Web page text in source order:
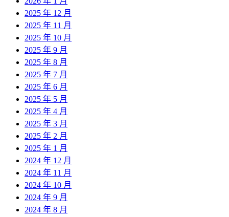
2025 年 12 月
2025 年 11 月
2025 年 10 月
2025 年 9 月
2025 年 8 月
2025 年 7 月
2025 年 6 月
2025 年 5 月
2025 年 4 月
2025 年 3 月
2025 年 2 月
2025 年 1 月
2024 年 12 月
2024 年 11 月
2024 年 10 月
2024 年 9 月
2024 年 8 月